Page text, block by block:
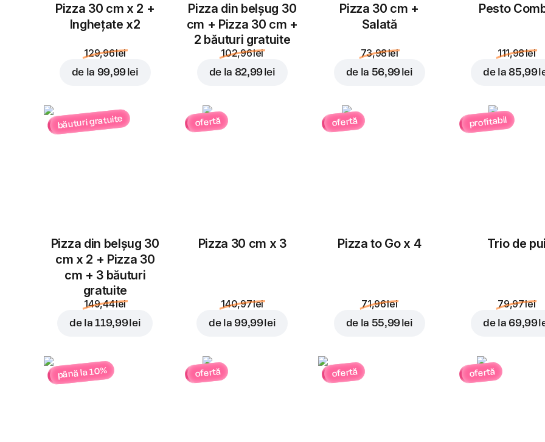
Pizza 30 cm x 2 +
Inghețate x2
129,96 lei
de la 99,99 lei
Pizza din belșug 30
cm + Pizza 30 cm +
2 băuturi gratuite
102,96 lei
de la 82,99 lei
Pizza 30 cm +
Salată
73,98 lei
de la 56,99 lei
Pesto
111,98 lei
de la 85,99
băuturi gratuite
Pizza din belșug 30
cm x 2 + Pizza 30
cm + 3 băuturi
gratuite
149,44 lei
de la119,99 lei
ofertă
Pizza 30 cm x 3
140,97 lei
de la 99,99 lei
ofertă
Pizza to Go x 4
71,96 lei
de la 55,99 lei
profitabil
Trio de
79,97 lei
de la 69,99
până la 10% ofertă ofertă ofertă